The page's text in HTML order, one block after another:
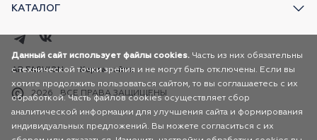
КАТАЛОГ
2026 ВСЕ ПРАВА ЗАЩИЩЕНЫ
AR FASHION Карта сайта
Данный сайт использует файлы cookies. Часть из них обязательны
с технической точки зрения и не могут быть отключены. Если вы
хотите продолжить пользоваться сайтом, то вы соглашаетесь с их
обработкой. Часть файлов cookies осуществляет сбор
аналитической информации для улучшения сайта и формирования
индивидуальных предложений. Вы можете согласиться с их